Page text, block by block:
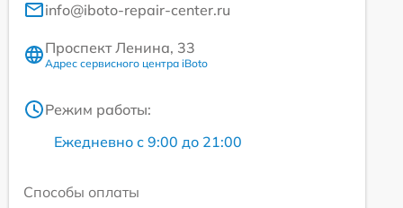
info@iboto-repair-center.ru
Проспект Ленина, 33
Адрес сервисного центра iBoto
Режим работы:
Ежедневно с 9:00 до 21:00
Способы оплаты